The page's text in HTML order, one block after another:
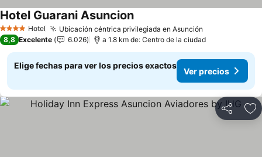
4 EstrellasHotel Ubicación céntrica privilegiada en Asunción
Hotel Guarani AsuncionVer precios
8,8 Excelente 6.026 a 1.8 km de: Centro de la ciudad
Elige fechas para ver los precios exactos
Ver precios
Compartir